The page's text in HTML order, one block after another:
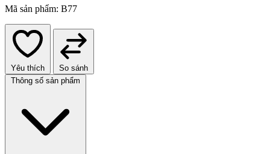
Mã sản phẩm: B77
Yêu thích
So sánh
Thông số sản phẩm